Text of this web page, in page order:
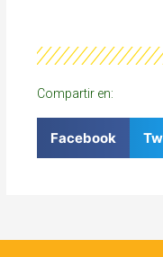
Compartir en:
Facebook